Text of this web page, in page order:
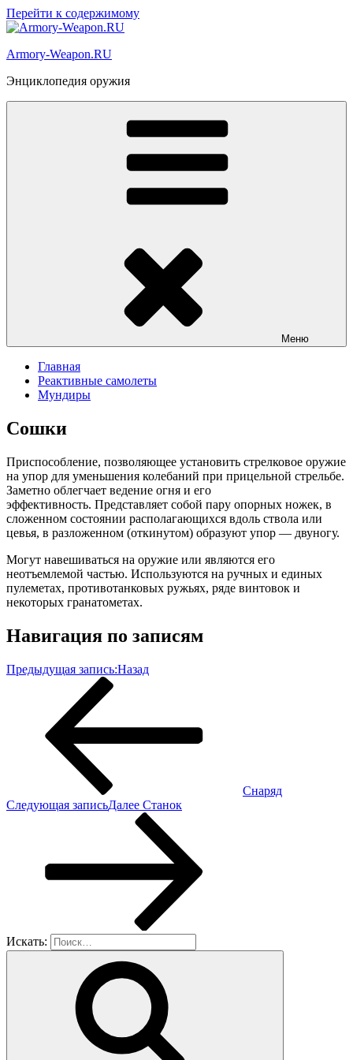
Перейти к содержимому
Armory-Weapon.RU
Энциклопедия оружия
Меню
Главная
Реактивные самолеты
Мундиры
Сошки
Приспособление, позволяющее установить стрелковое оружие
на упор для уменьшения колебаний при прицельной стрельбе.
Заметно облегчает ведение огня и его
эффективность. Представляет собой пару опорных ножек, в
сложенном состоянии располагающихся вдоль ствола или
цевья, в разложенном (откинутом) образуют упор — двуногу.
Могут навешиваться на оружие или являются его
неотъемлемой частью. Используются на ручных и единых
пулеметах, противотанковых ружьях, ряде винтовок и
некоторых гранатометах.
Навигация по записям
Предыдущая запись:Назад
Снаряд
Следующая записьДалее Станок
Искать: